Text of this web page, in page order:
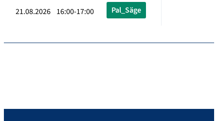
21.08.2026 16:00-17:00 Pal_Säge